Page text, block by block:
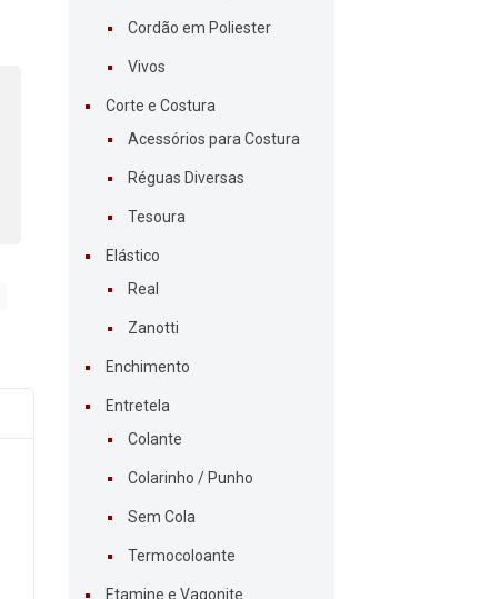
Cordão em Poliester
Vivos
Corte e Costura
Acessórios para Costura
Réguas Diversas
Tesoura
Elástico
Real
Zanotti
Enchimento
Entretela
Colante
Colarinho / Punho
Sem Cola
Termocoloante
Etamine e Vagonite